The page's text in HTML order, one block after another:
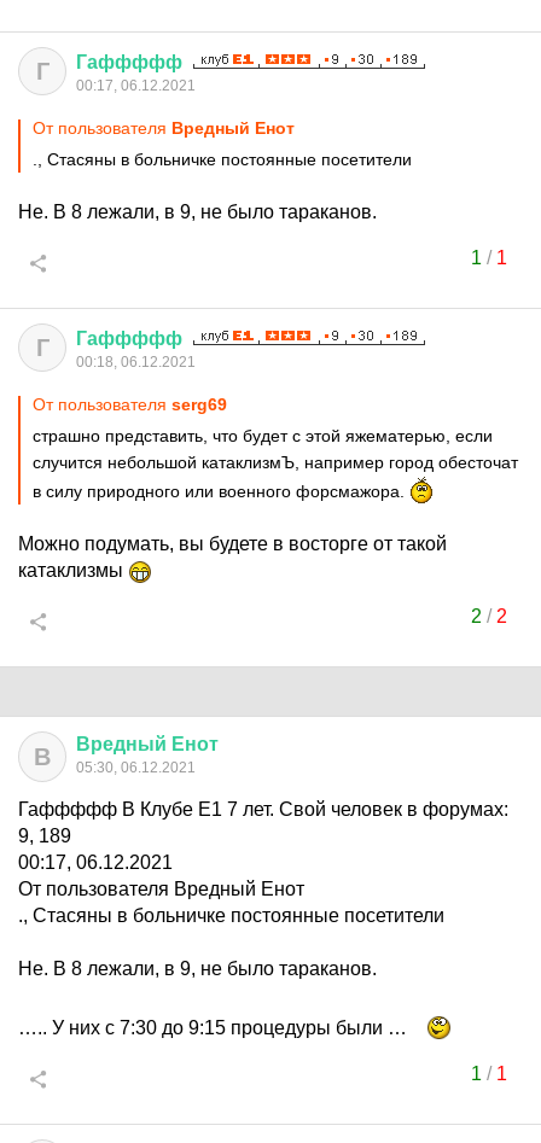
Г Гаффффф
00:17, 06.12.2021
От пользователя Вредный Енот
., Стасяны в больничке постоянные посетители
Не. В 8 лежали, в 9, не было тараканов.
1 / 1
Г Гаффффф
00:18, 06.12.2021
От пользователя serg69
страшно представить, что будет с этой яжематерью, если
случится небольшой катаклизмЪ, например город обесточат
в силу природного или военного форсмажора.
Можно подумать, вы будете в восторге от такой
катаклизмы
2 / 2
В Вредный Енот
05:30, 06.12.2021
Гаффффф В Клубе Е1 7 лет. Свой человек в форумах:
9, 189
00:17, 06.12.2021
От пользователя Вредный Енот
., Стасяны в больничке постоянные посетители
Не. В 8 лежали, в 9, не было тараканов.
….. У них с 7:30 до 9:15 процедуры были …
1 / 1